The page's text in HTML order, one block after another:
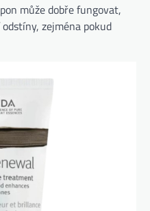
může dobře fungovat,
zejména pokud